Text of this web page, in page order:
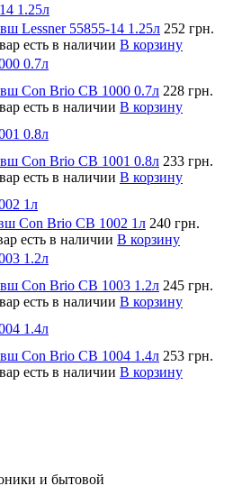
1.25л
Lessner 55855-14 1.25л 252 грн.
есть в наличии В корзину
0.7л
Con Brio CB 1000 0.7л 228 грн.
есть в наличии В корзину
0.8л
Con Brio CB 1001 0.8л 233 грн.
есть в наличии В корзину
1л
Con Brio CB 1002 1л 240 грн.
есть в наличии В корзину
1.2л
Con Brio CB 1003 1.2л 245 грн.
есть в наличии В корзину
1.4л
Con Brio CB 1004 1.4л 253 грн.
есть в наличии В корзину
и бытовой